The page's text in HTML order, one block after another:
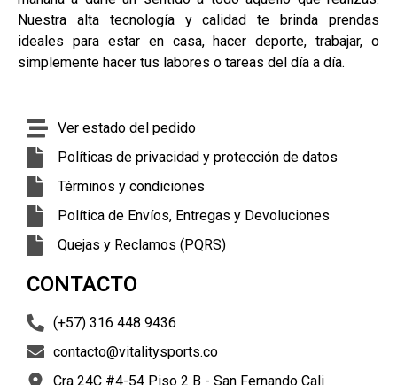
Nuestra alta tecnología y calidad te brinda prendas
ideales para estar en casa, hacer deporte, trabajar, o
simplemente hacer tus labores o tareas del día a día.
Ver estado del pedido
Políticas de privacidad y protección de datos
Términos y condiciones
Política de Envíos, Entregas y Devoluciones
Quejas y Reclamos (PQRS)
CONTACTO
(+57) 316 448 9436
contacto@vitalitysports.co
Cra 24C #4-54 Piso 2 B - San Fernando Cali